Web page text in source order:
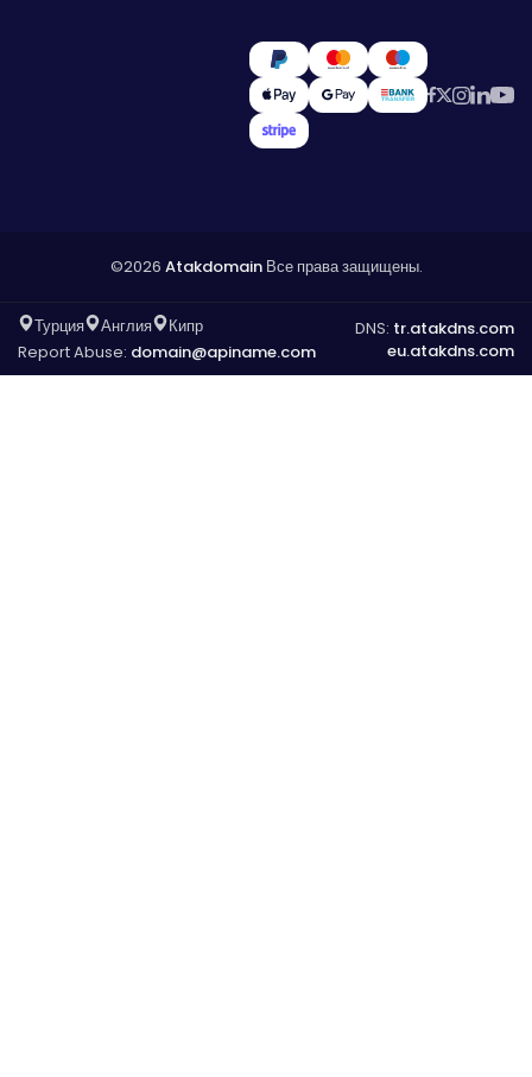
©2026 AtakdomainВсе права защищены.
Турция Англия
Кипр
Report Abuse: domain@apiname.com
DNS: tr.atakdns.com
eu.atakdns.com